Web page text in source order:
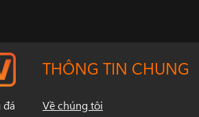
đá
THÔNG TIN CHUNG
Về chúng tôi